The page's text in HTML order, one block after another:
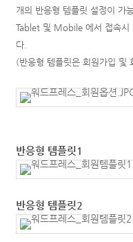
개의 반응형 템플릿 설정이 가
Tablet 및 Mobile 에서 접속시
다.
(반응형 템플릿은 회원가입 및
반응형 템플릿1
반응형 템플릿2